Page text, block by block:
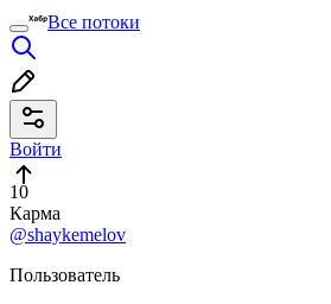
Все потоки
Войти
10
Карма
@shaykemelov
Пользователь